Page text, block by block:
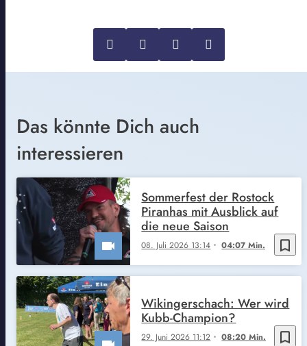
Das könnte Dich auch
interessieren
bookmark_border
08. Juli 2026 13:14 04:07 Min.
Sommerfest der Rostock
Piranhas mit Ausblick auf
die neue Saison
bookmark_border
29. Juni 2026 11:12 08:20 Min.
Wikingerschach: Wer wird
Kubb-Champion?